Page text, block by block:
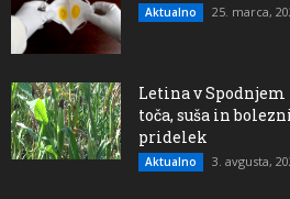
Aktualno 25. marca,
Letina v
toča, suša in
pridelek
Aktualno 3. avgusta,